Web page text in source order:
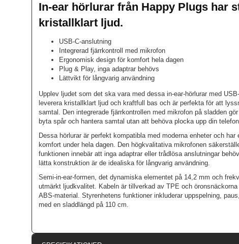
In-ear hörlurar från Happy Plugs har
kristallklart ljud.
USB-C-anslutning
Integrerad fjärrkontroll med mikrofon
Ergonomisk design för komfort hela dagen
Plug & Play, inga adaptrar behövs
Lättvikt för långvarig användning
Upplev ljudet som det ska vara med dessa in-ear-hörlurar med
leverera kristallklart ljud och kraftfull bas och är perfekta för att
samtal. Den integrerade fjärrkontrollen med mikrofon på sladden
byta spår och hantera samtal utan att behöva plocka upp din
Dessa hörlurar är perfekt kompatibla med moderna enheter och
komfort under hela dagen. Den högkvalitativa mikrofonen
funktionen innebär att inga adaptrar eller trådlösa anslutningar
lätta konstruktion är de idealiska för långvarig användning.
Semi-in-ear-formen, det dynamiska elementet på 14,2 mm och
utmärkt ljudkvalitet. Kabeln är tillverkad av TPE och
ABS-material. Styrenhetens funktioner inkluderar uppspelning,
med en sladdlängd på 110 cm.